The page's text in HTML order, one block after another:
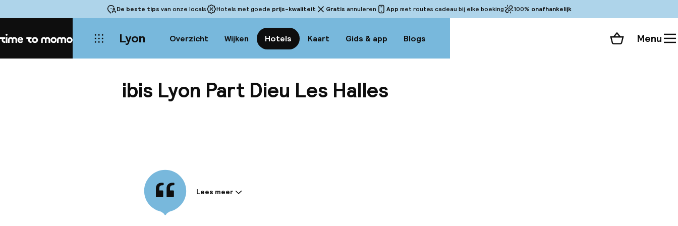
De beste tips van onze locals Hotels met goede prijs-kwaliteit Gratis annuleren App met routes cadeau bij elke boeking 100% onafhankelijk
Home Lyon Overzicht Wijken Hotels Kaart Gids & app Blogs Winkelmand
Menu
ibis Lyon Part Dieu Les Halles
Informatie gedeeld door de accommodatie:
Lees meer